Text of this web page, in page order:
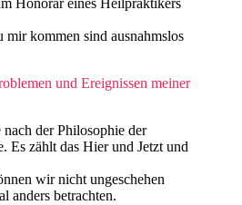
Honorar eines Heilpraktikers
mir kommen sind ausnahmslos
und Ereignissen meiner
der Philosophie der
Es zählt das Hier und Jetzt und
wir nicht ungeschehen
anders betrachten.